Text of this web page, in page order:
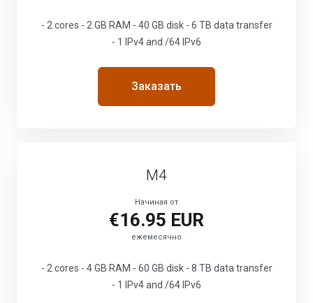
- 2 cores - 2 GB RAM - 40 GB disk - 6 TB data transfer
- 1 IPv4 and /64 IPv6
Заказать
M4
Начиная от
€16.95 EUR
ежемесячно
- 2 cores - 4 GB RAM - 60 GB disk - 8 TB data transfer
- 1 IPv4 and /64 IPv6